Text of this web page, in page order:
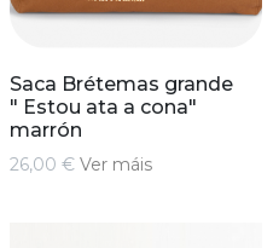
Saca Brétemas grande
" Estou ata a cona"
marrón
26,00 € Ver máis